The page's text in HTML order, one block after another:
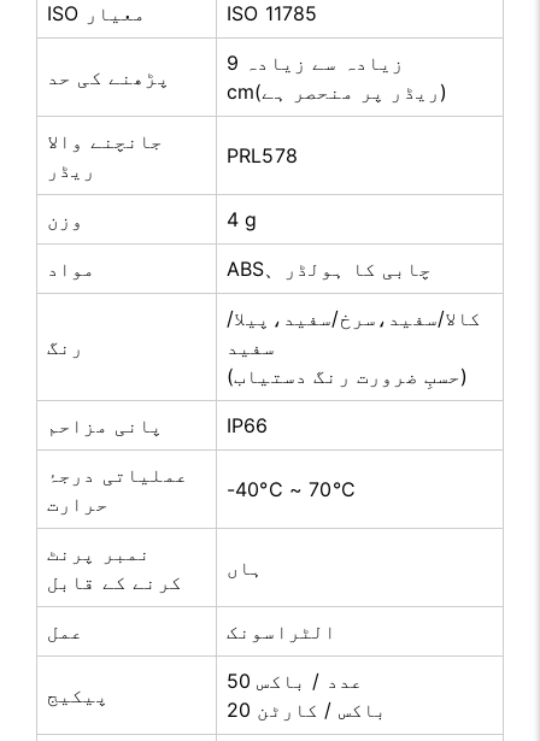
ISO معیار ISO 11785
پڑھنے کی حد
زیادہ سے زیادہ 9
cm(ریڈر پر منحصر ہے)
جانچنے والا
ریڈر
PRL578
وزن 4 g
مواد ABS、چابی کا ہولڈر
رنگ
کالا/سفید،سرخ/سفید،پیلا/
سفید
(حسبِ ضرورت رنگ دستیاب)
پانی مزاحم IP66
عملیاتی درجۂ
حرارت
-40°C ~ 70°C
نمبر پرنٹ
کرنے کے قابل
ہاں
عمل الٹراسونک
پیکیج
50 عدد / باکس
20 باکس / کارٹن